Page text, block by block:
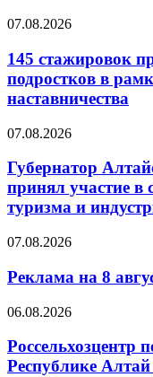
07.08.2026
145 стажировок
подростков в
наставничества
07.08.2026
Губернатор
принял участие в
туризма и
07.08.2026
Реклама на 8
06.08.2026
Россельхозцентр
Республике